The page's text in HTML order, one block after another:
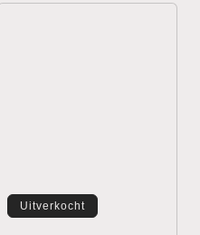
Uitverkocht